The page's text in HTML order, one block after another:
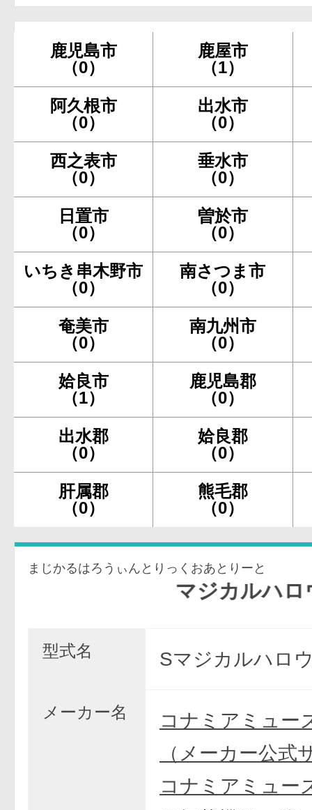
鹿児島市
（0）
鹿屋市
（1）
阿久根市
（0）
出水市
（0）
西之表市
（0）
垂水市
（0）
日置市
（0）
曽於市
（0）
いちき串木野市
（0）
南さつま市
（0）
奄美市
（0）
南九州市
（0）
姶良市
（1）
鹿児島郡
（0）
出水郡
（0）
姶良郡
（0）
肝属郡
（0）
熊毛郡
（0）
まじかるはろうぃんとりっくおあとりーと
マジカルハロウィ
型式名 Sマジカルハロ
メーカー名
コナミアミュー
（メーカー公式
コナミアミュー